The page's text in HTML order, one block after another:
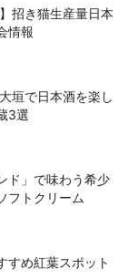
招き猫生産量日本
情報
垣で日本酒を楽し
3選
ド」で味わう希少
フトクリーム
すめ紅葉スポット